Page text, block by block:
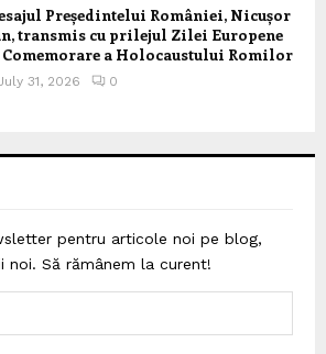
Președintelui României, Nicușor
transmis cu prilejul Zilei Europene
Comemorare a Holocaustului Romilor
31, 2026 0
pentru articole noi pe blog,
Să rămânem la curent!